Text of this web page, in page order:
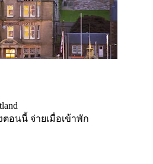
ตอนนี้ จ่ายเมื่อเข้าพัก